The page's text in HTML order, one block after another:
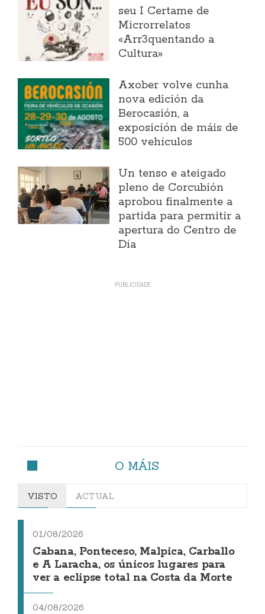
seu I Certame de
Microrrelatos
«Arr3quentando a
Cultura»
Axober volve cunha
nova edición da
Berocasión, a
exposición de máis de
500 vehículos
Un tenso e ateigado
pleno de Corcubión
aprobou finalmente a
partida para permitir a
apertura do Centro de
Día
O MÁIS
VISTO ACTUAL
01/08/2026
Cabana, Ponteceso, Malpica, Carballo
e A Laracha, os únicos lugares para
ver a eclipse total na Costa da Morte
04/08/2026